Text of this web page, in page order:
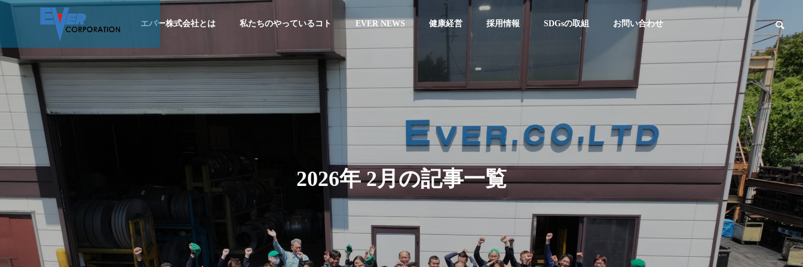
エバー株式会社とは 私たちのやっているコト EVER NEWS 健康経営 採用情報 SDGsの取組 お問い合わせ
経営理念・社長挨
Philosoph・Message
事業案内
Service
会社沿革
Company History
会社概要
Company Profile
2026年 2月の記事一覧